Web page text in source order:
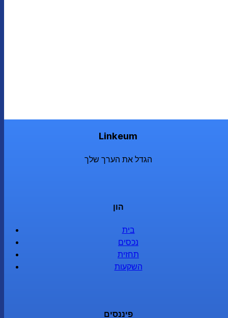
Linkeum
הגדל את הערך שלך
הון
בית
נכסים
תחזית
השקעות
פיננסים